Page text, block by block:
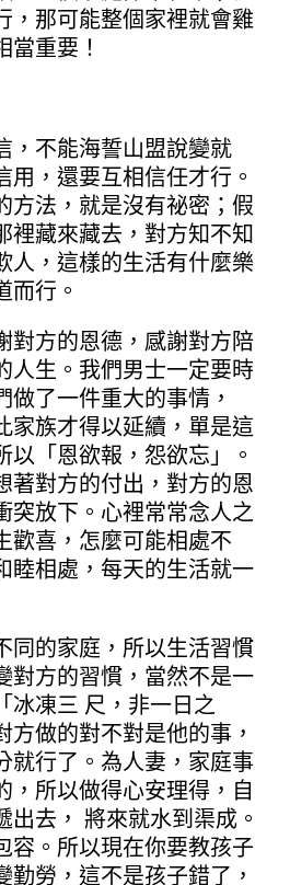
，那可能整個家裡就會雞
當重要！
，不能海誓山盟說變就
用，還要互相信任才行。
方法，就是沒有祕密；假
裡藏來藏去，對方知不知
人，這樣的生活有什麼樂
而行。
對方的恩德，感謝對方陪
人生。我們男士一定要時
做了一件重大的事情，
家族才得以延續，單是這
以「恩欲報，怨欲忘」。
著對方的付出，對方的恩
突放下。心裡常常念人之
歡喜，怎麼可能相處不
睦相處，每天的生活就一
同的家庭，所以生活習慣
對方的習慣，當然不是一
冰凍三 尺，非一日之
方做的對不對是他的事，
就行了。為人妻，家庭事
，所以做得心安理得，自
出去， 將來就水到渠成。
容。所以現在你要教孩子
勤勞，這不是孩子錯了，